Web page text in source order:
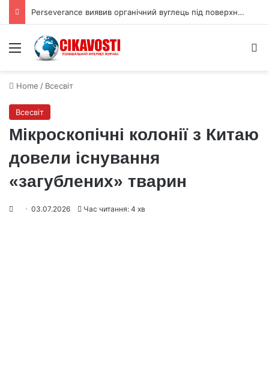
Perseverance виявив органічний вуглець під поверхнею Марса
Menu
Home / Всесвіт
Всесвіт
Мікроскопічні колонії з Китаю
довели існування
«загублених» тварин
03.07.2026 Час читання: 4 хв